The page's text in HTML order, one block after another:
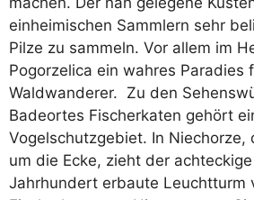
einheimischen Sammlern sehr
Pilze zu sammeln. Vor allem im
Pogorzelica ein wahres Paradies
Waldwanderer. Zu den
Badeortes Fischerkaten gehört
Vogelschutzgebiet. In Niechorze,
um die Ecke, zieht der
Jahrhundert erbaute Leuchtturm